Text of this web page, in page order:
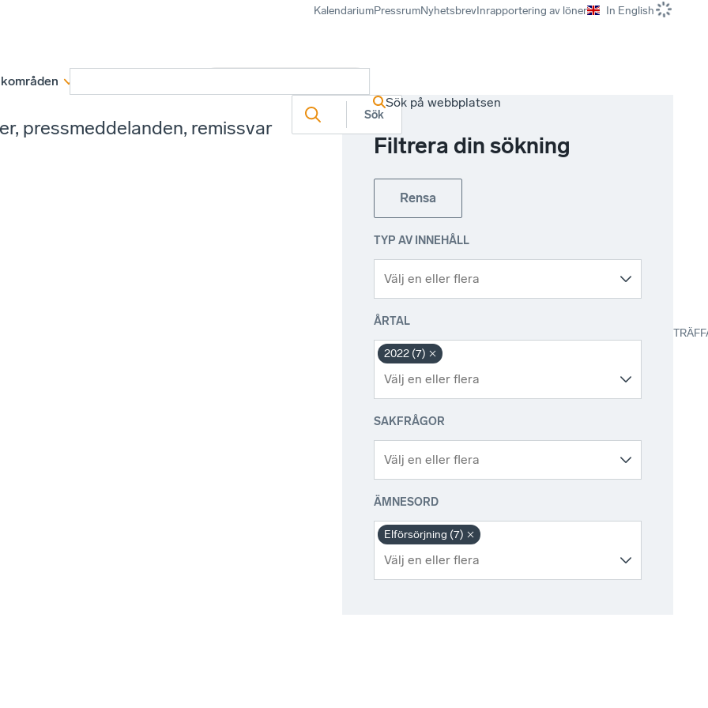
KalendariumPressrumNyhetsbrevInrapportering av löner In English
Sök på webbplatsen
pressmeddelanden, remissvar
Filtrera din sökning
Rensa
TYP AV INNEHÅLL
ÅRTAL
2022 (7)
SAKFRÅGOR
ÄMNESORD
Elförsörjning (7)
Sök